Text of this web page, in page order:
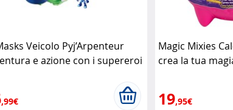
Veicolo Pyj’Arpenteur
e azione con i supereroi
,99€
Magic Mixies
crea la tua
19,95€